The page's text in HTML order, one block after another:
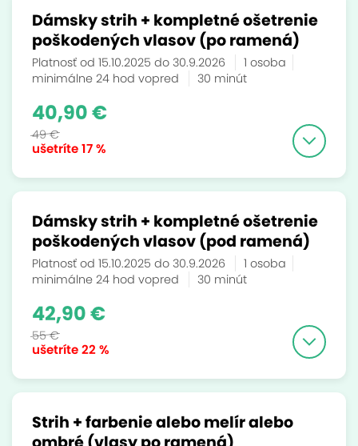
Dámsky strih + kompletné ošetrenie
poškodených vlasov (po ramená)
Platnosť od 15.10.2025 do 30.9.2026
1 osoba
minimálne 24 hod vopred
30 minút
ušetríte17 %
40,90 €
49 €
Dámsky strih + kompletné ošetrenie
poškodených vlasov (pod ramená)
Platnosť od 15.10.2025 do 30.9.2026
1 osoba
minimálne 24 hod vopred
30 minút
ušetríte22 %
42,90 €
55 €
Strih + farbenie alebo melír alebo